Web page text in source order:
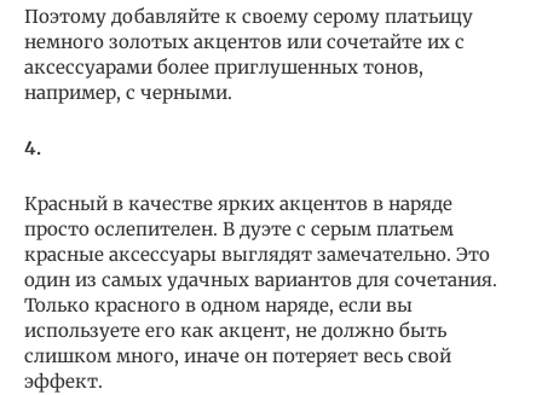
Поэтому добавляйте к своему серому платьицу
немного золотых акцентов или сочетайте их с
аксессуарами более приглушенных тонов,
например, с черными.
4.
Красный в качестве ярких акцентов в наряде
просто ослепителен. В дуэте с серым платьем
красные аксессуары выглядят замечательно. Это
один из самых удачных вариантов для сочетания.
Только красного в одном наряде, если вы
используете его как акцент, не должно быть
слишком много, иначе он потеряет весь свой
эффект.